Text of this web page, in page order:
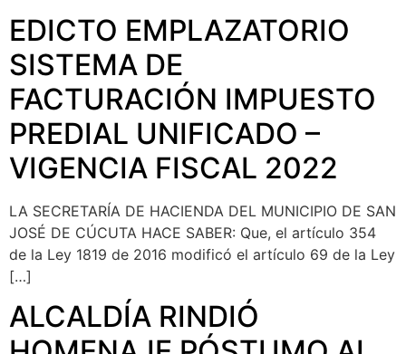
EDICTO EMPLAZATORIO
SISTEMA DE
FACTURACIÓN IMPUESTO
PREDIAL UNIFICADO –
VIGENCIA FISCAL 2022
LA SECRETARÍA DE HACIENDA DEL MUNICIPIO DE SAN
JOSÉ DE CÚCUTA HACE SABER: Que, el artículo 354
de la Ley 1819 de 2016 modificó el artículo 69 de la Ley
[…]
ALCALDÍA RINDIÓ